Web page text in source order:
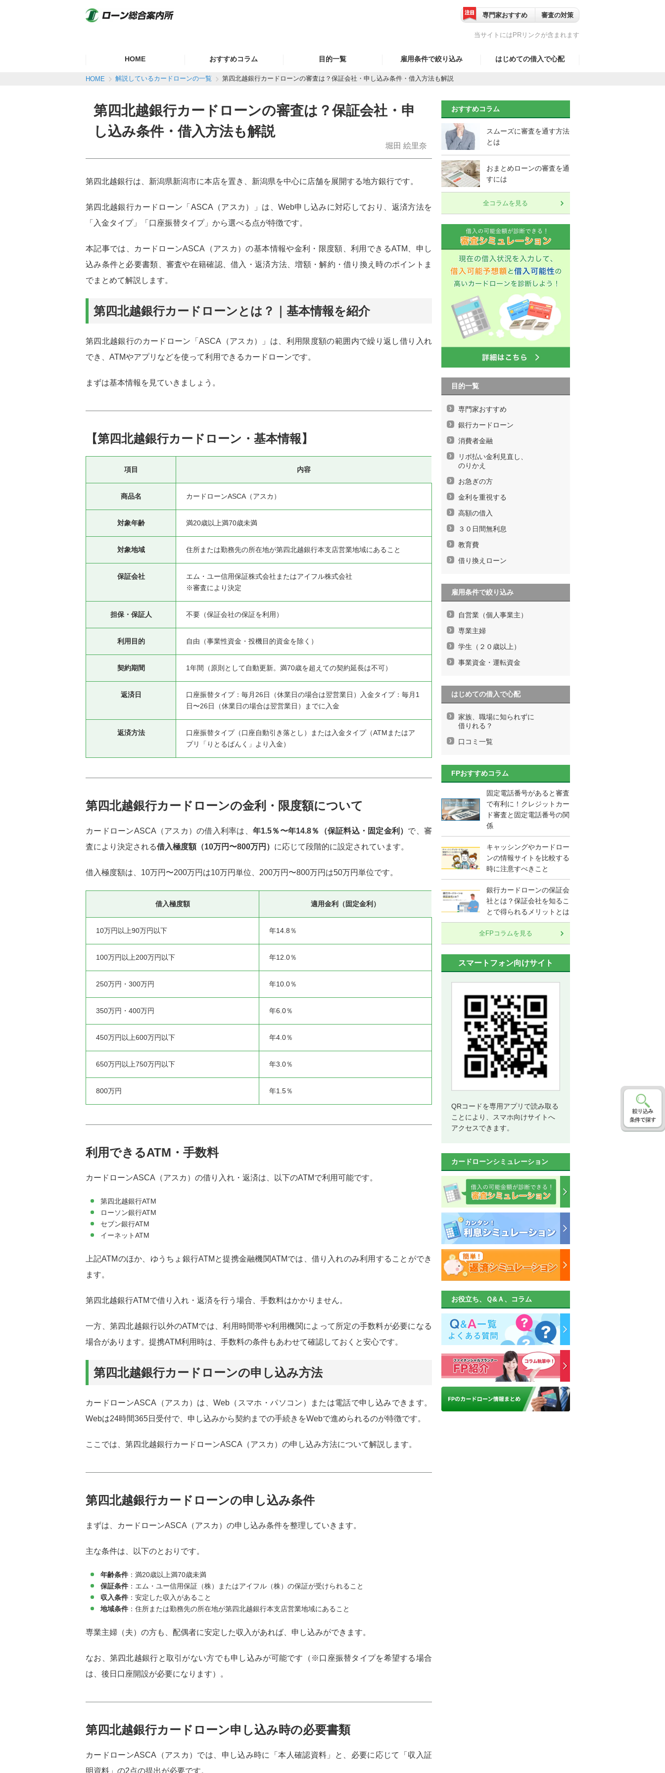
専門家おすすめ 審査の対策
当サイトにはPRリンクが含まれます
HOME おすすめコラム
スムーズに審査を通す方法
おまとめローンの審査を通
すには
目的一覧
専門家おすすめ
銀行カードローン
リボ払い金利見直し、
３０日間無利息
借り換えローン
雇用条件で絞り込み
自営業（個人事業主）
学生（２０歳以上）
事業資金・運転資金
はじめての借入で心配
口コミ一覧
HOME 解説しているカードローンの一覧 第四北越銀行カードローンの審査は？保証会社・申し込み条件・借入方法も解説
第四北越銀行カードローンの審査は？保証会社・申
し込み条件・借入方法も解説
堀田 絵里奈
第四北越銀行は、新潟県新潟市に本店を置き、新潟県を中心に店舗を展開する地方銀行です。
第四北越銀行カードローン「ASCA（アスカ）」は、Web申し込みに対応しており、返済方法を
「入金タイプ」「口座振替タイプ」から選べる点が特徴です。
本記事では、カードローンASCA（アスカ）の基本情報や金利・限度額、利用できるATM、申し
込み条件と必要書類、審査や在籍確認、借入・返済方法、増額・解約・借り換え時のポイントま
でまとめて解説します。
第四北越銀行カードローンとは？｜基本情報を紹介
第四北越銀行のカードローン「ASCA（アスカ）」は、利用限度額の範囲内で繰り返し借り入れ
でき、ATMやアプリなどを使って利用できるカードローンです。
まずは基本情報を見ていきましょう。
【第四北越銀行カードローン・基本情報】
項目 内容
商品名 カードローンASCA（アスカ）
対象年齢 満20歳以上満70歳未満
対象地域 住所または勤務先の所在地が第四北越銀行本支店営業地域にあること
保証会社
エム・ユー信用保証株式会社またはアイフル株式会社
※審査により決定
担保・保証人 不要（保証会社の保証を利用）
利用目的 自由（事業性資金・投機目的資金を除く）
契約期間 1年間（原則として自動更新。満70歳を超えての契約延長は不可）
返済日
口座振替タイプ：毎月26日（休業日の場合は翌営業日）入金タイプ：毎月1
日〜26日（休業日の場合は翌営業日）までに入金
返済方法
口座振替タイプ（口座自動引き落とし）または入金タイプ（ATMまたはア
プリ「りとるばんく」より入金）
第四北越銀行カードローンの金利・限度額について
カードローンASCA（アスカ）の借入利率は、 年1.5％〜年14.8％（保証料込・固定金利） で、審
査により決定される借入極度額（10万円〜800万円） に応じて段階的に設定されています。
借入極度額は、10万円〜200万円は10万円単位、200万円〜800万円は50万円単位です。
借入極度額 適用金利（固定金利）
10万円以上90万円以下 年14.8％
100万円以上200万円以下 年12.0％
250万円・300万円 年10.0％
350万円・400万円 年6.0％
450万円以上600万円以下 年4.0％
650万円以上750万円以下 年3.0％
800万円 年1.5％
利用できるATM・手数料
カードローンASCA（アスカ）の借り入れ・返済は、以下のATMで利用可能です。
第四北越銀行ATM
ローソン銀行ATM
セブン銀行ATM
イーネットATM
上記ATMのほか、ゆうちょ銀行ATMと提携金融機関ATMでは、借り入れのみ利用することができ
ます。
第四北越銀行ATMで借り入れ・返済を行う場合、手数料はかかりません。
一方、第四北越銀行以外のATMでは、利用時間帯や利用機関によって所定の手数料が必要になる
場合があります。提携ATM利用時は、手数料の条件もあわせて確認しておくと安心です。
第四北越銀行カードローンの申し込み方法
カードローンASCA（アスカ）は、Web（スマホ・パソコン）または電話で申し込みできます。
Webは24時間365日受付で、申し込みから契約までの手続きをWebで進められるのが特徴です。
ここでは、第四北越銀行カードローンASCA（アスカ）の申し込み方法について解説します。
第四北越銀行カードローンの申し込み条件
まずは、カードローンASCA（アスカ）の申し込み条件を整理していきます。
主な条件は、以下のとおりです。
年齢条件 ：満20歳以上満70歳未満
保証条件 ：エム・ユー信用保証（株）またはアイフル（株）の保証が受けられること
収入条件 ：安定した収入があること
地域条件 ：住所または勤務先の所在地が第四北越銀行本支店営業地域にあること
専業主婦（夫）の方も、配偶者に安定した収入があれば、申し込みができます。
なお、第四北越銀行と取引がない方でも申し込みが可能です（※口座振替タイプを希望する場合
は、後日口座開設が必要になります）。
第四北越銀行カードローン申し込み時の必要書類
カードローンASCA（アスカ）では、申し込み時に「本人確認資料」と、必要に応じて「収入証
明資料」の2点の提出が必要です。
おすすめコラム
スムーズに審査を通す方法
とは
おまとめローンの審査を通
すには
全コラムを見る
目的一覧
専門家おすすめ
銀行カードローン
消費者金融
リボ払い金利見直し、
のりかえ
お急ぎの方
金利を重視する
高額の借入
３０日間無利息
教育費
借り換えローン
雇用条件で絞り込み
自営業（個人事業主）
専業主婦
学生（２０歳以上）
事業資金・運転資金
はじめての借入で心配
家族、職場に知られずに
借りれる？
口コミ一覧
FPおすすめコラム
固定電話番号があると審査
で有利に！クレジットカー
ド審査と固定電話番号の関
係
キャッシングやカードロー
ンの情報サイトを比較する
時に注意すべきこと
銀行カードローンの保証会
社とは？保証会社を知るこ
とで得られるメリットとは
全FPコラムを見る
スマートフォン向けサイト
QRコードを専用アプリで読み取る
ことにより、スマホ向けサイトへ
アクセスできます。
カードローンシミュレーション
お役立ち、Ｑ&Ａ、コラム